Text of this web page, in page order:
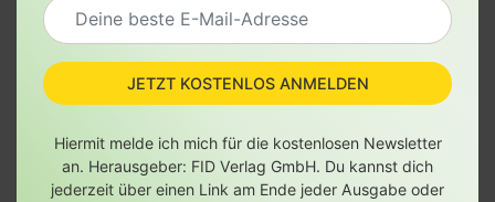
JETZT KOSTENLOS ANMELDEN
Hiermit melde ich mich für die kostenlosen Newsletter
an. Herausgeber: FID Verlag GmbH. Du kannst dich
jederzeit über einen Link am Ende jeder Ausgabe oder